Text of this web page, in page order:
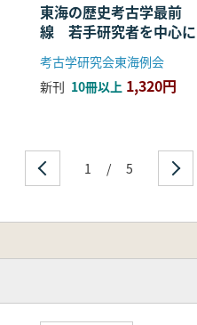
東海の歴史考古学最前
線 若手研究者を中心に
考古学研究会東海例会
新刊 10冊以上 1,320円
1 / 5